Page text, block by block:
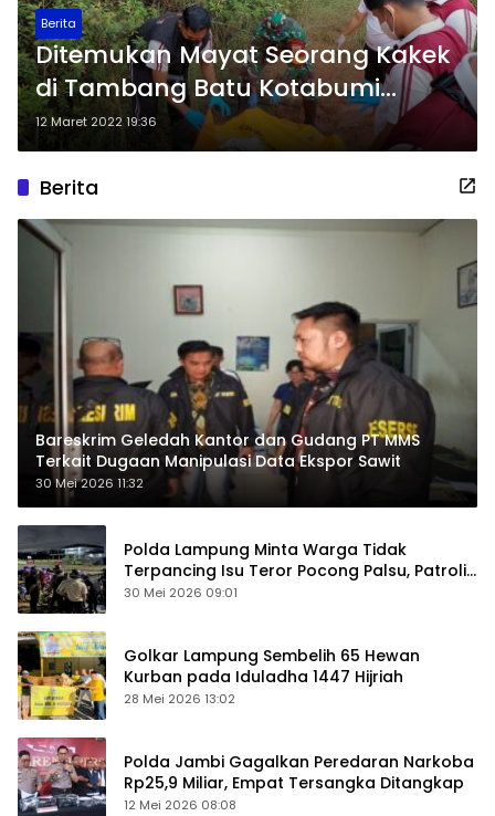
Berita
Ditemukan Mayat Seorang Kakek
di Tambang Batu Kotabumi
Lampung
12 Maret 2022 19:36
Berita
Bareskrim Geledah Kantor dan Gudang PT MMS
Terkait Dugaan Manipulasi Data Ekspor Sawit
30 Mei 2026 11:32
Polda Lampung Minta Warga Tidak
Terpancing Isu Teror Pocong Palsu, Patroli
Keamanan Ditingkatkan
30 Mei 2026 09:01
Golkar Lampung Sembelih 65 Hewan
Kurban pada Iduladha 1447 Hijriah
28 Mei 2026 13:02
Polda Jambi Gagalkan Peredaran Narkoba
Rp25,9 Miliar, Empat Tersangka Ditangkap
12 Mei 2026 08:08